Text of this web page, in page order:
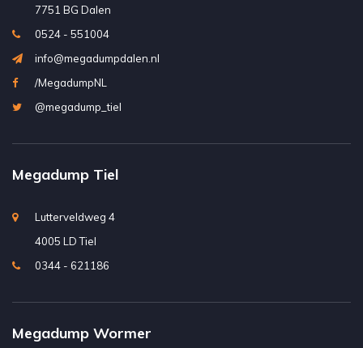
7751 BG Dalen
0524 - 551004
info@megadumpdalen.nl
/MegadumpNL
@megadump_tiel
Megadump Tiel
Lutterveldweg 4
4005 LD Tiel
0344 - 621186
Megadump Wormer